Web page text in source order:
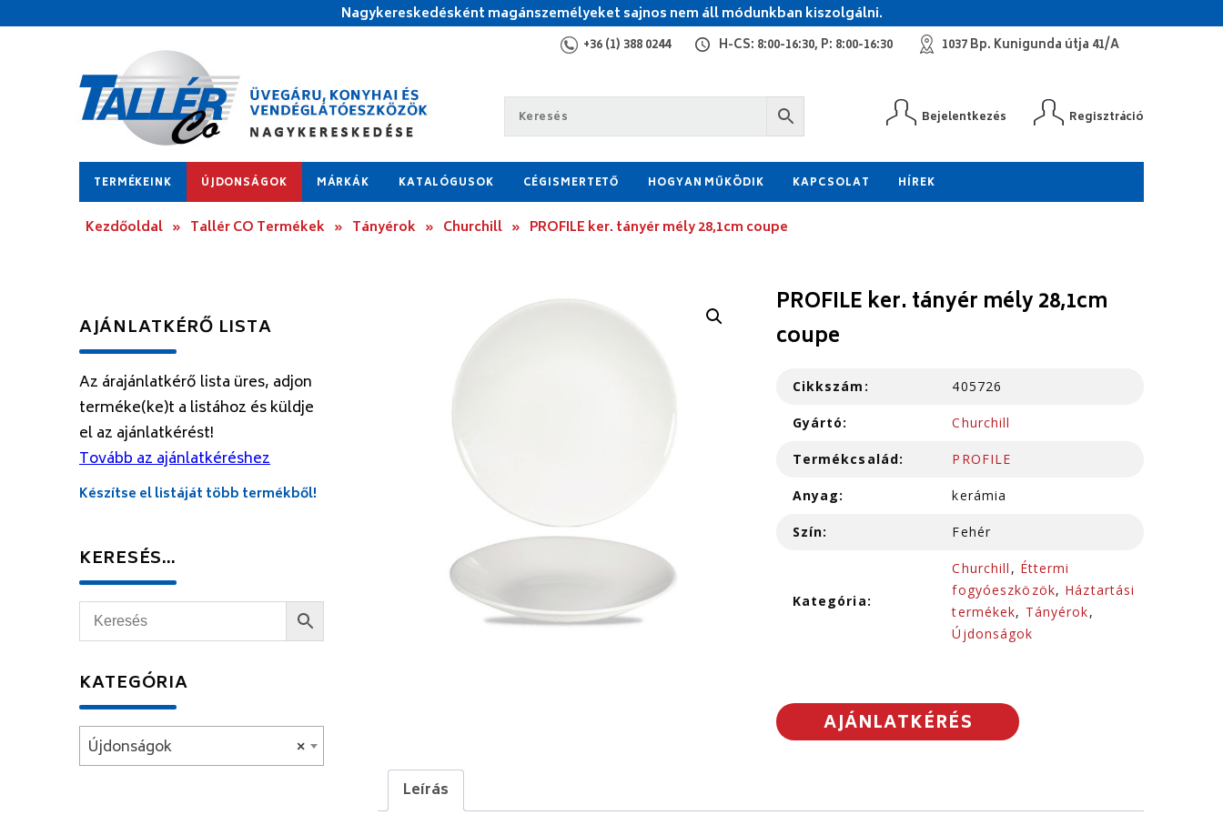
Nagykereskedésként magánszemélyeket sajnos nem áll módunkban kiszolgálni.
+36 (1) 388 0244 H-CS: 8:00-16:30, P: 8:00-16:30 1037 Bp. Kunigunda útja 41/A
Bejelentkezés Regisztráció
TERMÉKEINK ÚJDONSÁGOK MÁRKÁK KATALÓGUSOK CÉGISMERTETŐ HOGYAN MŰKÖDIK KAPCSOLAT HÍREK
Kezdőoldal » Tallér CO Termékek » Tányérok » Churchill » PROFILE ker. tányér mély 28,1cm coupe
PROFILE ker. tányér mély 28,1cm
coupe
Cikkszám: 405726
Gyártó: Churchill
Termékcsalád: PROFILE
Anyag: kerámia
Szín: Fehér
Kategória:
Churchill , Éttermi
fogyóeszközök, Háztartási
termékek, Tányérok,
Újdonságok
AJÁNLATKÉRÉS
Leírás
AJÁNLATKÉRŐ LISTA
Az árajánlatkérő lista üres, adjon
terméke(ke)t a listához és küldje
el az ajánlatkérést!
Tovább az ajánlatkéréshez
Készítse el listáját több termékből!
KERESÉS…
KATEGÓRIA
×
Újdonságok